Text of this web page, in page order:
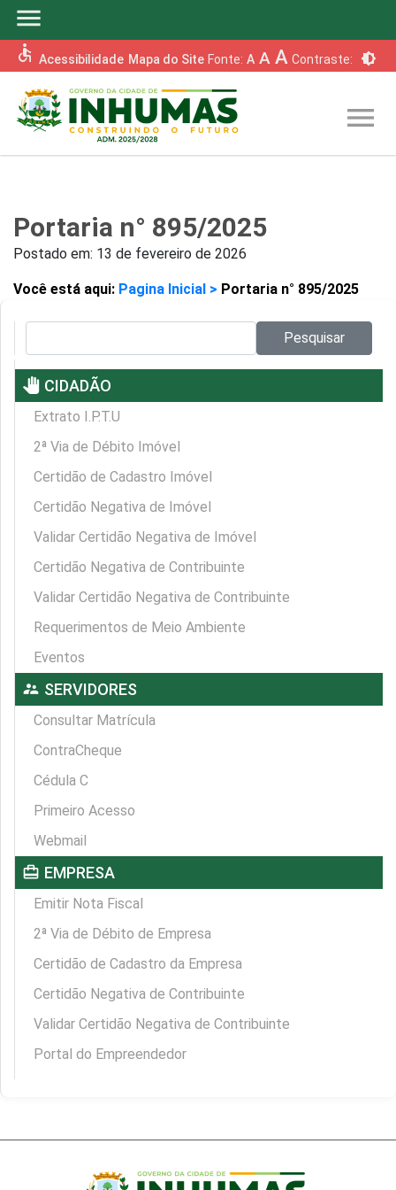
menu
accessible Acessibilidade Mapa do Site Fonte: A A A Contraste: brightness_6
menu
Portaria n° 895/2025
Postado em: 13 de fevereiro de 2026
Você está aqui: Pagina Inicial > Portaria n° 895/2025
Pesquisar
pan_tool CIDADÃO
Extrato I.P.T.U
2ª Via de Débito Imóvel
Certidão de Cadastro Imóvel
Certidão Negativa de Imóvel
Validar Certidão Negativa de Imóvel
Certidão Negativa de Contribuinte
Validar Certidão Negativa de Contribuinte
Requerimentos de Meio Ambiente
Eventos
supervisor_account SERVIDORES
Consultar Matrícula
ContraCheque
Cédula C
Primeiro Acesso
Webmail
card_travel EMPRESA
Emitir Nota Fiscal
2ª Via de Débito de Empresa
Certidão de Cadastro da Empresa
Certidão Negativa de Contribuinte
Validar Certidão Negativa de Contribuinte
Portal do Empreendedor